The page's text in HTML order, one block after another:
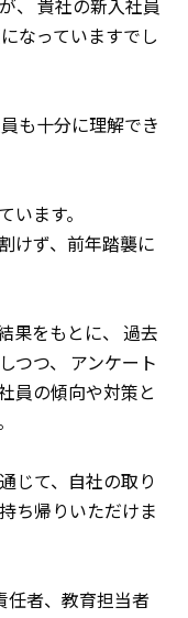
、
貴社の新入社員
なっていますでし
も十分に理解でき
います。
けず、前年踏襲に
果をもとに、
過去
つつ、
アンケート
員の傾向や対策と
じて、自社の取り
ち帰りいただけま
任者、教育担当者